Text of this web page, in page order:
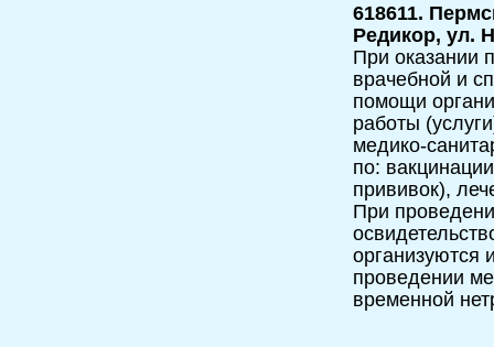
618611.
Редикор, ул.
При оказании
врачебной и
помощи
работы
медико-
по:
прививок),
При
организуются
проведении
временной